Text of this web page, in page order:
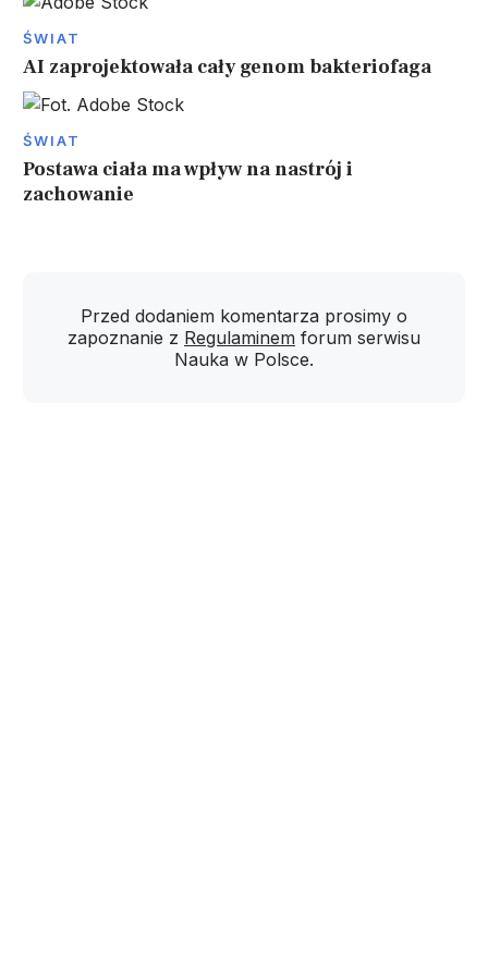
ŚWIAT
AI zaprojektowała cały genom bakteriofaga
ŚWIAT
Postawa ciała ma wpływ na nastrój i
zachowanie
Przed dodaniem komentarza prosimy o
zapoznanie z Regulaminem forum serwisu
Nauka w Polsce.